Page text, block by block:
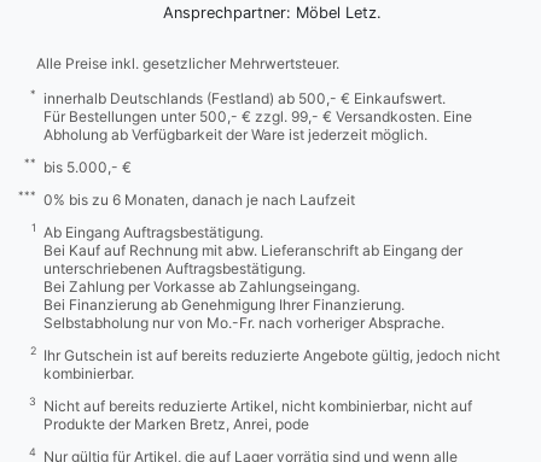
Ansprechpartner: Möbel Letz.
Alle Preise inkl. gesetzlicher Mehrwertsteuer.
*
innerhalb Deutschlands (Festland) ab 500,- € Einkaufswert.
Für Bestellungen unter 500,- € zzgl. 99,- € Versandkosten. Eine
Abholung ab Verfügbarkeit der Ware ist jederzeit möglich.
** bis 5.000,- €
*** 0% bis zu 6 Monaten, danach je nach Laufzeit
1
Ab Eingang Auftragsbestätigung.
Bei Kauf auf Rechnung mit abw. Lieferanschrift ab Eingang der
unterschriebenen Auftragsbestätigung.
Bei Zahlung per Vorkasse ab Zahlungseingang.
Bei Finanzierung ab Genehmigung Ihrer Finanzierung.
Selbstabholung nur von Mo.-Fr. nach vorheriger Absprache.
2
Ihr Gutschein ist auf bereits reduzierte Angebote gültig, jedoch nicht
kombinierbar.
3
Nicht auf bereits reduzierte Artikel, nicht kombinierbar, nicht auf
Produkte der Marken Bretz, Anrei, pode
4
Nur gültig für Artikel, die auf Lager vorrätig sind und wenn alle